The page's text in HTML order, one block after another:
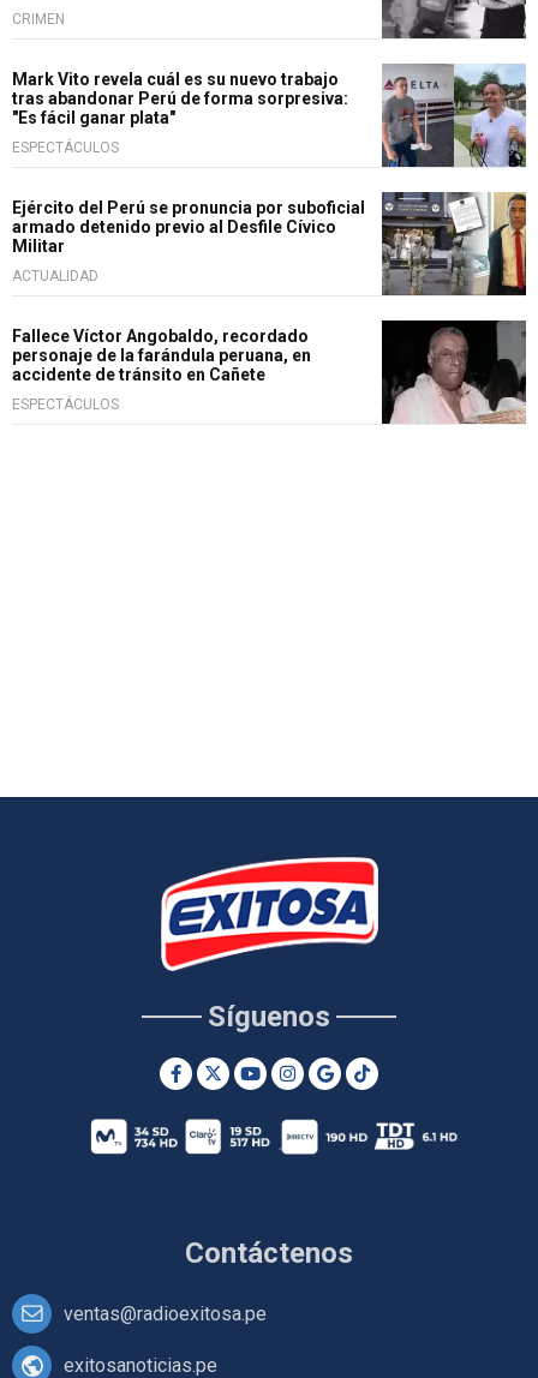
CRIMEN
Mark Vito revela cuál es su nuevo trabajo
tras abandonar Perú de forma sorpresiva:
"Es fácil ganar plata"
ESPECTÁCULOS
Ejército del Perú se pronuncia por suboficial
armado detenido previo al Desfile Cívico
Militar
ACTUALIDAD
Fallece Víctor Angobaldo, recordado
personaje de la farándula peruana, en
accidente de tránsito en Cañete
ESPECTÁCULOS
Contáctenos
ventas@radioexitosa.pe
exitosanoticias.pe
Síguenos